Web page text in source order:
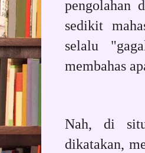
pengolahan
sedikit
selalu
membahas
Nah, di
dikatakan,